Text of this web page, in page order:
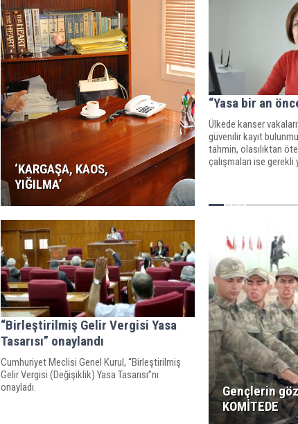
‘KARGAŞA, KAOS,
YIĞILMA’
“Yasa bir an
Ülkede kanser
güvenilir kayıt
tahmin, olasılıktan
çalışmaları ise gerekli
“Birleştirilmiş Gelir Vergisi Yasa
Tasarısı” onaylandı
Cumhuriyet Meclisi Genel Kurul, “Birleştirilmiş
Gelir Vergisi (Değişiklik) Yasa Tasarısı”nı
onayladı.
Gençlerin
KOMİTEDE